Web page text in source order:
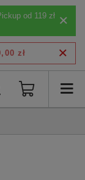
od 119 zł
zł